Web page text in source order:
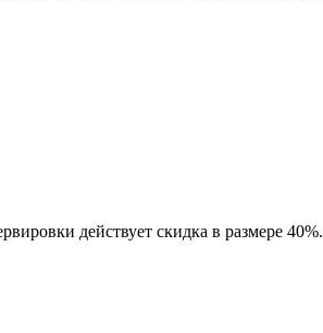
действует скидка в размере 40%.